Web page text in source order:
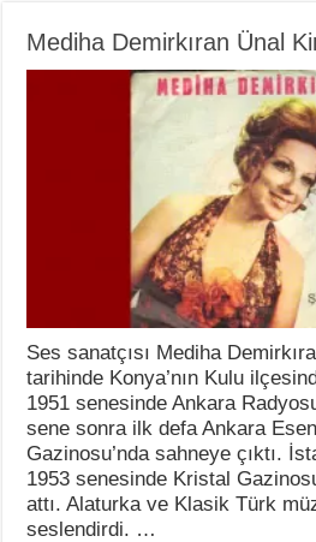
Mediha Demirkıran Ünal
Ses sanatçısı Mediha
tarihinde Konya’nın Kulu
1951 senesinde Ankara
sene sonra ilk defa Ankara
Gazinosu’nda sahneye çıktı.
1953 senesinde Kristal
attı. Alaturka ve Klasik Türk
seslendirdi. …